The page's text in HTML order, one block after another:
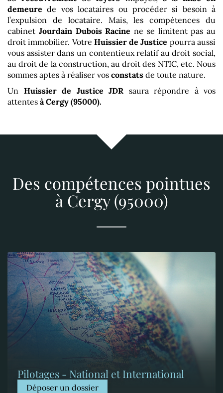
demeure de vos locataires ou procéder si besoin à
l’expulsion de locataire. Mais, les compétences du
cabinet Jourdain Dubois Racine ne se limitent pas au
droit immobilier. Votre Huissier de Justice pourra aussi
vous assister dans un contentieux relatif au droit social,
au droit de la construction, au droit des NTIC, etc. Nous
sommes aptes à réaliser vos constats de toute nature.
Un Huissier de Justice JDR saura répondre à vos
attentes à Cergy (95000).
Des compétences pointues
à Cergy (95000)
Pilotages - National et International
Déposer un dossier